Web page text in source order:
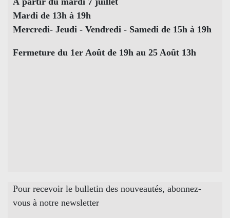
Mardi de 13h à 19h
Mercredi- Jeudi - Vendredi - Samedi de 15h à 19h
Fermeture du 1er Août de 19h au 25 Août 13h
Pour recevoir le bulletin des nouveautés, abonnez-
vous à notre newsletter